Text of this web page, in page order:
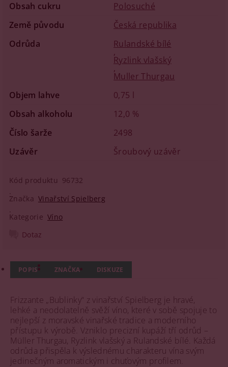
Obsah cukru
Polosuché
Země původu
Česká republika
Odrůda
Rulandské bílé
,
Ryzlink vlašský
,
Muller Thurgau
Objem lahve
0,75 l
Obsah alkoholu
12,0 %
Číslo šarže
2498
Uzávěr
Šroubový uzávěr
Kód produktu 96732
Značka Vinařství Spielberg
Kategorie Víno
Dotaz
POPIS ZNAČKA DISKUZE
Frizzante „Bublinky“ z vinařství Spielberg je hravé,
lehké a neodolatelně svěží víno, které v sobě spojuje to
nejlepší z moravské vinařské tradice a moderního
přístupu k výrobě. Vzniklo precizní kupáží tří odrůd –
Müller Thurgau, Ryzlink vlašský a Rulandské bílé. Každá
odrůda přispěla k výslednému charakteru vína svým
jedinečným aromatickým i chuťovým profilem.